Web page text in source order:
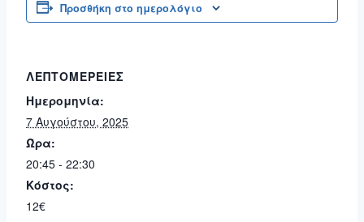
Προσθήκη στο ημερολόγιο
ΛΕΠΤΟΜΈΡΕΙΕΣ
Ημερομηνία:
7 Αυγούστου, 2025
Ώρα:
20:45 - 22:30
Κόστος:
12€